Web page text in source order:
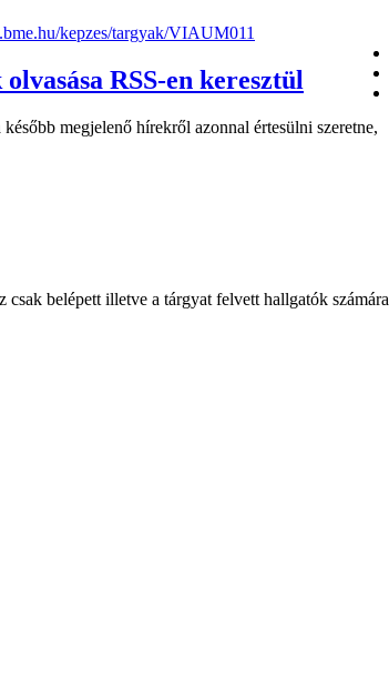
kepzes/targyak/VIAUM011
megjelenő hírekről azonnal értesülni szeretne,
belépett illetve a tárgyat felvett hallgatók számára